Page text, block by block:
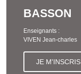
BASSON
Enseignants :
VIVEN Jean-charles
JE M'INSCRIS